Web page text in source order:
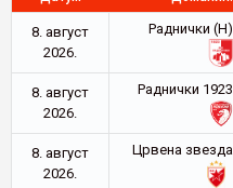
8. август
2026.
Раднички (Н)
8. август
2026.
Раднички 1923
8. август
2026.
Црвена звезда